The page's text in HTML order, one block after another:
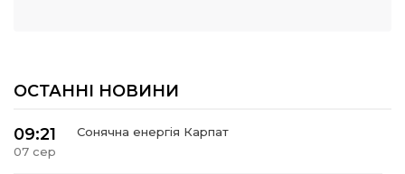
ОСТАННІ НОВИНИ
09:21
07 сер
Сонячна енергія Карпат